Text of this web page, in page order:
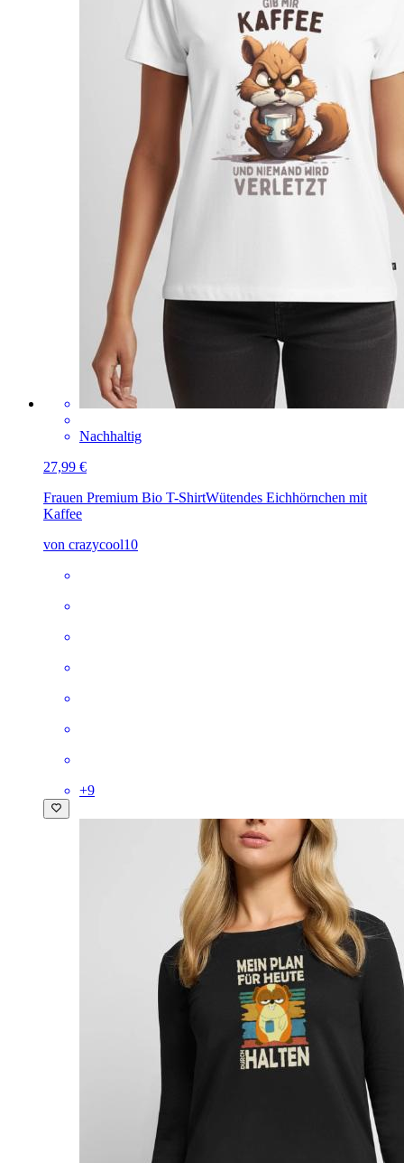
Nachhaltig
27,99 €
Frauen Premium Bio T-ShirtWütendes Eichhörnchen mit
Kaffee
von crazycool10
+9